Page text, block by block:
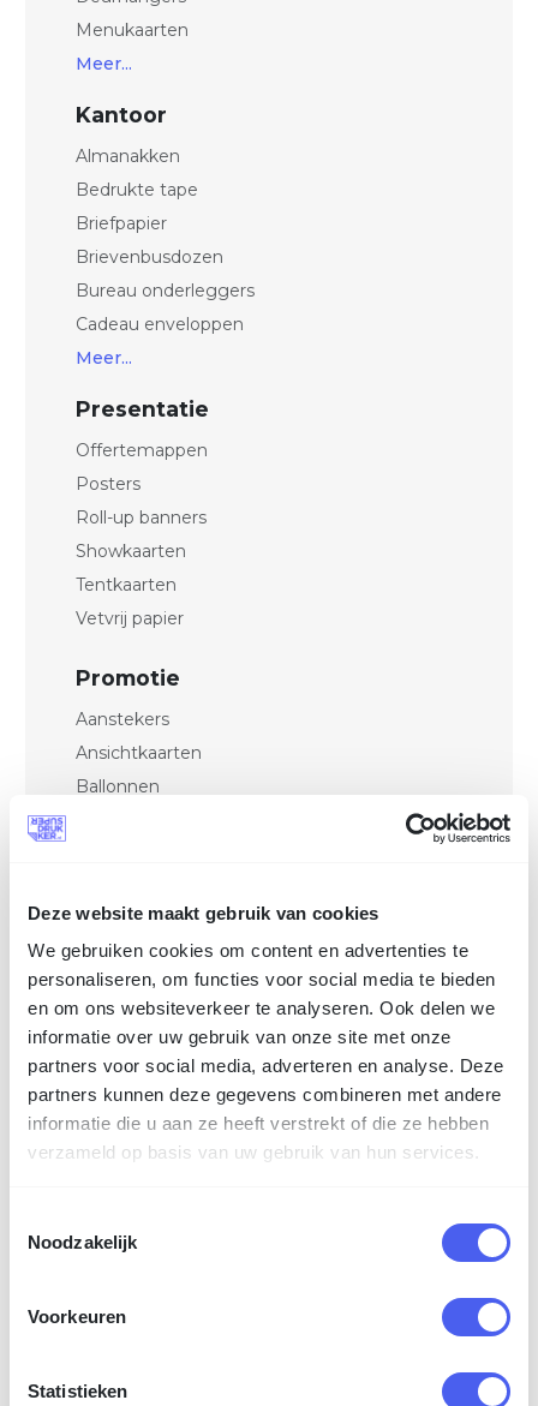
Deze website maakt gebruik van cookies
We gebruiken cookies om content en advertenties te
personaliseren, om functies voor social media te bieden
en om ons websiteverkeer te analyseren. Ook delen we
informatie over uw gebruik van onze site met onze
partners voor social media, adverteren en analyse. Deze
partners kunnen deze gegevens combineren met andere
informatie die u aan ze heeft verstrekt of die ze hebben
verzameld op basis van uw gebruik van hun services.
Noodzakelijk
Voorkeuren
Statistieken
Menukaarten
Meer...
Kantoor
Almanakken
Bedrukte tape
Briefpapier
Brievenbusdozen
Bureau onderleggers
Cadeau enveloppen
Meer...
Presentatie
Offertemappen
Posters
Roll-up banners
Showkaarten
Tentkaarten
Vetvrij papier
Promotie
Aanstekers
Ansichtkaarten
Ballonnen
Meer...
Wat klantenover ons zeggen!